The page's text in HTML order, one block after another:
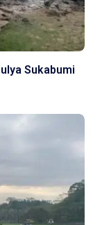
Sukabumi